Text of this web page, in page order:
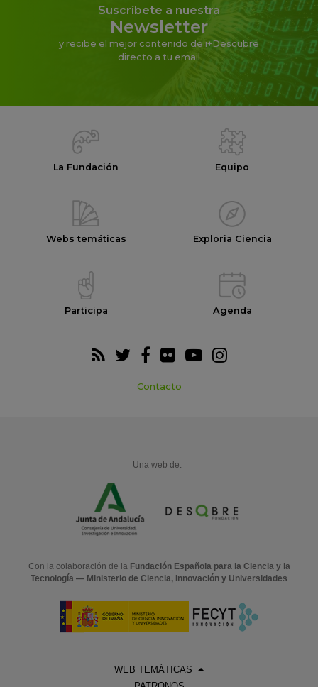
Suscríbete a nuestra
Newsletter
y recibe el mejor contenido de i+Descubre
directo a tu email
La Fundación Equipo
Webs temáticas Exploria Ciencia
Participa Agenda
Contacto
Una web de:
Con la colaboración de la Fundación Española para la Ciencia y la
Tecnología — Ministerio de Ciencia, Innovación y Universidades
WEB TEMÁTICAS